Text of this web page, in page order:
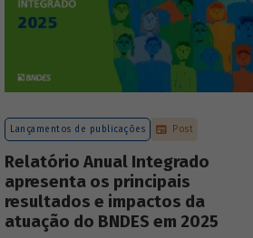
Lançamentos de publicações Post
Relatório Anual Integrado
apresenta os principais
resultados e impactos da
atuação do BNDES em 2025